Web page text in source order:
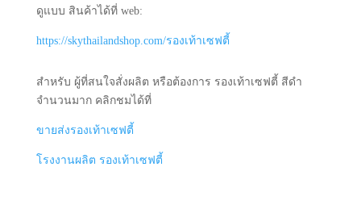
ดูแบบ สินค้าได้ที่ web:
https://skythailandshop.com/รองเท้าเซฟตี้
สำหรับ ผู้ที่สนใจสั่งผลิต หรือต้องการ รองเท้าเซฟตี้ สีดำ
จำนวนมาก คลิกชมได้ที่
ขายส่งรองเท้าเซฟตี้
โรงงานผลิต รองเท้าเซฟตี้